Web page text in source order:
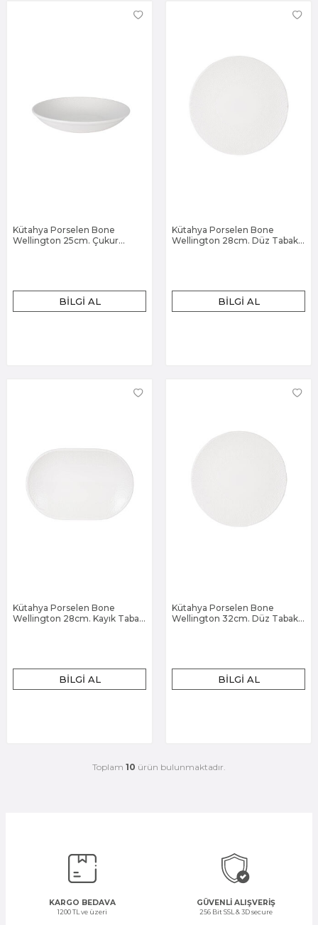
Kütahya Porselen Bone
Wellington 25cm. Çukur
BILGI AL
Kütahya Porselen Bone
Wellington 28cm. Düz Tabak
BILGI AL
Kütahya Porselen Bone
Wellington 28cm. Kayık Tabak
BILGI AL
Kütahya Porselen Bone
Wellington 32cm. Düz Tabak
BILGI AL
Toplam 10 ürün bulunmaktadır.
KARGO BEDAVA
1200 TL ve üzeri
GÜVENLİ ALIŞVERİŞ
256 Bit SSL & 3D secure